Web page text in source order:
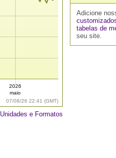
07/08/26 22:41 (GMT)
2026
maio
Unidades e Formatos
Adicione
tabelas de
seu site.